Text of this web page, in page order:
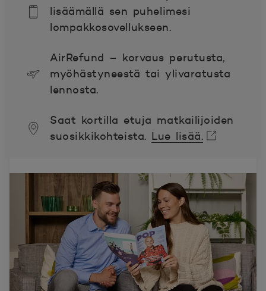
lisäämällä sen puhelimesi
lompakkosovellukseen.
AirRefund – korvaus perutusta,
myöhästyneestä tai ylivaratusta
lennosta.
Saat kortilla etuja matkailijoiden
suosikkikohteista. Lue lisää.